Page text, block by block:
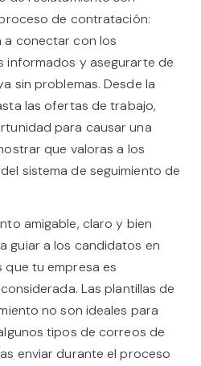
de contratación:
a conectar con los
informados y asegurarte de
sin problemas. Desde la
las ofertas de trabajo,
para causar una
que valoras a los
sistema de seguimiento de
amigable, claro y bien
guiar a los candidatos en
tu empresa es
Las plantillas de
no son ideales para
tipos de correos de
enviar durante el proceso